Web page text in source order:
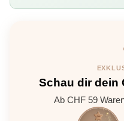
Schau dir dein
Ab CHF 59